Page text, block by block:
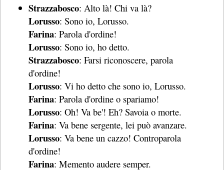
Strazzabosco: Alto là! Chi va là?
Lorusso: Sono io, Lorusso.
Farina: Parola d'ordine!
Lorusso: Sono io, ho detto.
Strazzabosco: Farsi riconoscere, parola
d'ordine!
Lorusso: Vi ho detto che sono io, Lorusso.
Farina: Parola d'ordine o spariamo!
Lorusso: Oh! Va be'! Eh? Savoia o morte.
Farina: Va bene sergente, lei può avanzare.
Lorusso: Va bene un cazzo! Controparola
d'ordine!
Farina: Memento audere semper.